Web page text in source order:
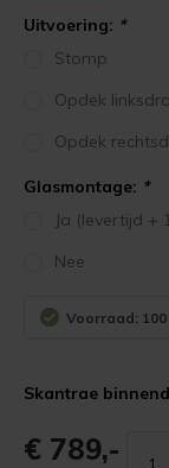
Uitvoering: *
Stomp
Opdek
Opdek
Glasmontage: *
Ja (levertijd +
Nee
Voorraad: 100
Skantrae
€ 789,-